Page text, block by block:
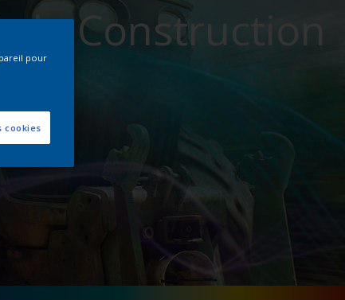
Construction
pour
cookies